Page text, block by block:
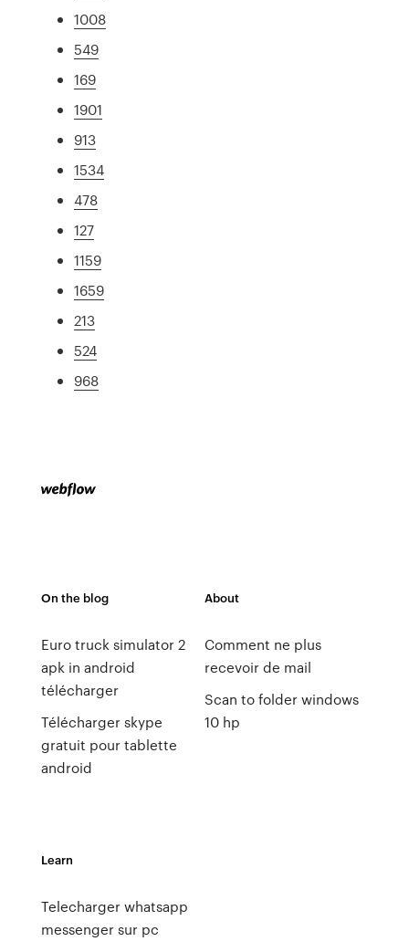
1008
549
169
1901
913
1534
478
127
1159
1659
213
524
968
On the blog
Euro truck simulator 2
apk in android
télécharger
Télécharger skype
gratuit pour tablette
android
About
Comment ne plus
recevoir de mail
Scan to folder windows
10 hp
Learn
Telecharger whatsapp
messenger sur pc